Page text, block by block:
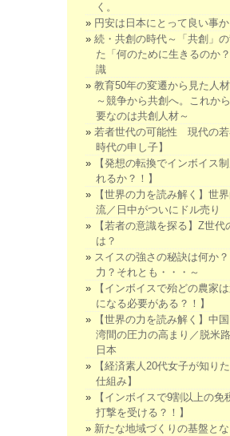
く。
円安は日本にとって良い事か
続・共創の時代～「共創」
た「何のために生きるのか
識
教育50年の変遷から見た人
～競争から共創へ。これか
要なのは共創人材～
若者世代の可能性 現代の若
時代の申し子】
【発想の転換でインボイス
れるか？！】
【世界の力を読み解く】世
流／日中がついにドル売り
【若者の意識を探る】Z世代
は？
スイスの強さの秘訣は何か
力？それとも・・・～
【インボイスで殆どの農家
になる必要がある？！】
【世界の力を読み解く】中
湾間の圧力の高まり／脱米
日本
【経済素人20代女子が知り
仕組み】
【インボイスで9割以上の免
打撃を受ける？！】
新たな地域づくりの基盤と